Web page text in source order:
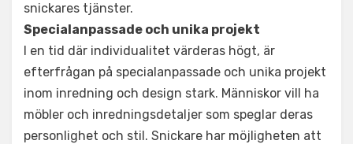
snickares tjänster.
Specialanpassade och unika projekt
I en tid där individualitet värderas högt, är
efterfrågan på specialanpassade och unika projekt
inom inredning och design stark. Människor vill ha
möbler och inredningsdetaljer som speglar deras
personlighet och stil. Snickare har möjligheten att